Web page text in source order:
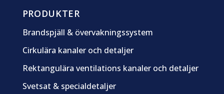
PRODUKTER
Brandspjäll & övervakningssystem
Cirkulära kanaler och detaljer
Rektangulära ventilations kanaler och detaljer
Svetsat & specialdetaljer